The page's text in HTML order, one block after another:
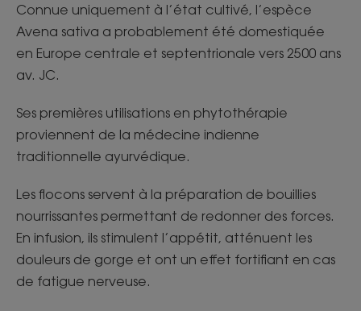
Connue uniquement à l’état cultivé, l’espèce
Avena sativa a probablement été domestiquée
en Europe centrale et septentrionale vers 2500 ans
av. JC.​
Ses premières utilisations en phytothérapie
proviennent de la médecine indienne
traditionnelle ayurvédique.​
Les flocons servent à la préparation de bouillies
nourrissantes permettant de redonner des forces.
En infusion, ils stimulent l’appétit, atténuent les
douleurs de gorge et ont un effet fortifiant en cas
de fatigue nerveuse.